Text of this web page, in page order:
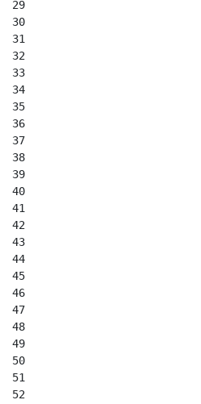
29
30
31
32
33
34
35
36
37
38
39
40
41
42
43
44
45
46
47
48
49
50
51
52